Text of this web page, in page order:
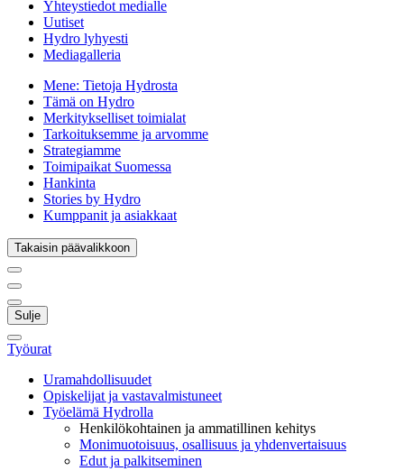
Yhteystiedot medialle
Uutiset
Hydro lyhyesti
Mediagalleria
Mene: Tietoja Hydrosta
Tämä on Hydro
Merkitykselliset toimialat
Tarkoituksemme ja arvomme
Strategiamme
Toimipaikat Suomessa
Hankinta
Stories by Hydro
Kumppanit ja asiakkaat
Takaisin päävalikkoon
Sulje
Työurat
Uramahdollisuudet
Opiskelijat ja vastavalmistuneet
Työelämä Hydrolla
Henkilökohtainen ja ammatillinen kehitys
Monimuotoisuus, osallisuus ja yhdenvertaisuus
Edut ja palkitseminen